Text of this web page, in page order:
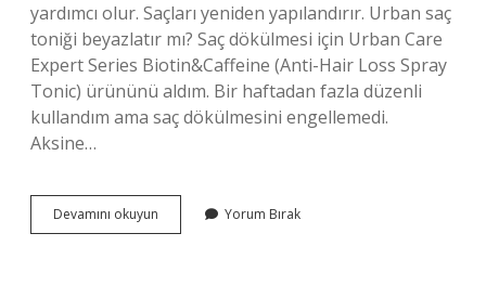
yardımcı olur. Saçları yeniden yapılandırır. Urban saç
toniği beyazlatır mı? Saç dökülmesi için Urban Care
Expert Series Biotin&Caffeine (Anti-Hair Loss Spray
Tonic) ürününü aldım. Bir haftadan fazla düzenli
kullandım ama saç dökülmesini engellemedi.
Aksine…
Devamını okuyun
Saç
Yorum Bırak